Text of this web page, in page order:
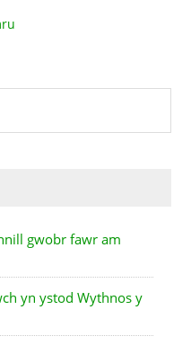
gwobr fawr am
yn ystod Wythnos y